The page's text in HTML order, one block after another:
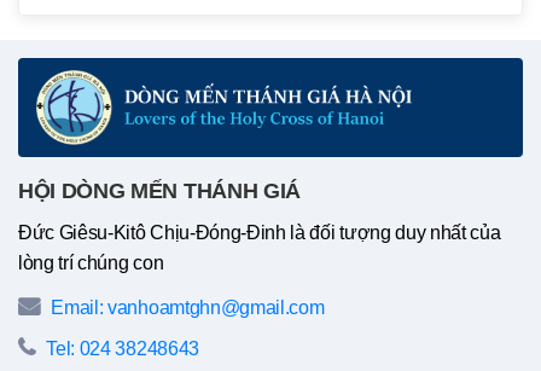
HỘI DÒNG MẾN THÁNH GIÁ
Đức Giêsu-Kitô Chịu-Đóng-Đinh là đối tượng duy nhất của
lòng trí chúng con
Email: vanhoamtghn@gmail.com
Tel: 024 38248643